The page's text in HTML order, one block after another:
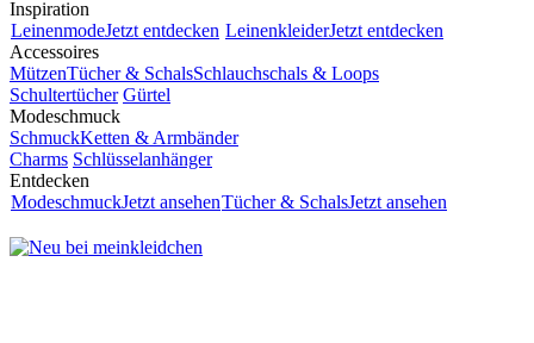
Inspiration
LeinenmodeJetzt entdecken LeinenkleiderJetzt entdecken
Accessoires
MützenTücher & SchalsSchlauchschals & Loops
Schultertücher Gürtel
Modeschmuck
SchmuckKetten & Armbänder
Charms Schlüsselanhänger
Entdecken
ModeschmuckJetzt ansehenTücher & SchalsJetzt ansehen